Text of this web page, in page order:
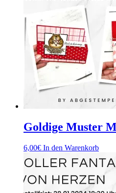
Goldige Muster
6,00€ In den Warenkorb